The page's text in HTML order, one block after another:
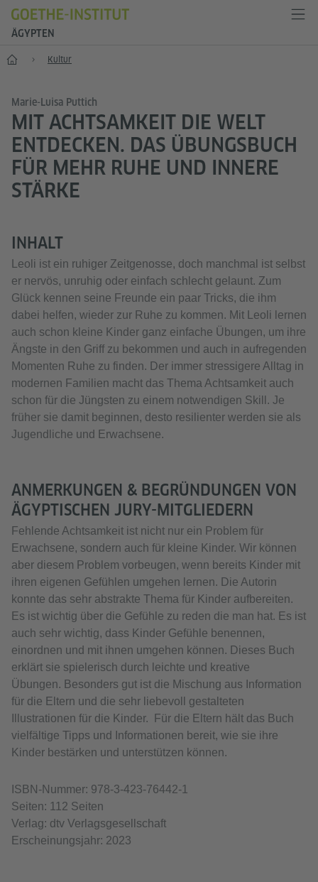
ÄGYPTEN
Start Kultur
Marie-Luisa Puttich
MIT ACHTSAMKEIT DIE WELT
ENTDECKEN. DAS ÜBUNGSBUCH
FÜR MEHR RUHE UND INNERE
STÄRKE
INHALT
Leoli ist ein ruhiger Zeitgenosse, doch manchmal ist selbst
er nervös, unruhig oder einfach schlecht gelaunt. Zum
Glück kennen seine Freunde ein paar Tricks, die ihm
dabei helfen, wieder zur Ruhe zu kommen. Mit Leoli lernen
auch schon kleine Kinder ganz einfache Übungen, um ihre
Ängste in den Griff zu bekommen und auch in aufregenden
Momenten Ruhe zu finden. Der immer stressigere Alltag in
modernen Familien macht das Thema Achtsamkeit auch
schon für die Jüngsten zu einem notwendigen Skill. Je
früher sie damit beginnen, desto resilienter werden sie als
Jugendliche und Erwachsene.
ANMERKUNGEN & BEGRÜNDUNGEN VON
ÄGYPTISCHEN JURY-MITGLIEDERN
Fehlende Achtsamkeit ist nicht nur ein Problem für
Erwachsene, sondern auch für kleine Kinder. Wir können
aber diesem Problem vorbeugen, wenn bereits Kinder mit
ihren eigenen Gefühlen umgehen lernen. Die Autorin
konnte das sehr abstrakte Thema für Kinder aufbereiten.
Es ist wichtig über die Gefühle zu reden die man hat. Es ist
auch sehr wichtig, dass Kinder Gefühle benennen,
einordnen und mit ihnen umgehen können. Dieses Buch
erklärt sie spielerisch durch leichte und kreative
Übungen. Besonders gut ist die Mischung aus Information
für die Eltern und die sehr liebevoll gestalteten
Illustrationen für die Kinder. Für die Eltern hält das Buch
vielfältige Tipps und Informationen bereit, wie sie ihre
Kinder bestärken und unterstützen können.
ISBN-Nummer: 978-3-423-76442-1
Seiten: 112 Seiten
Verlag: dtv Verlagsgesellschaft
Erscheinungsjahr: 2023